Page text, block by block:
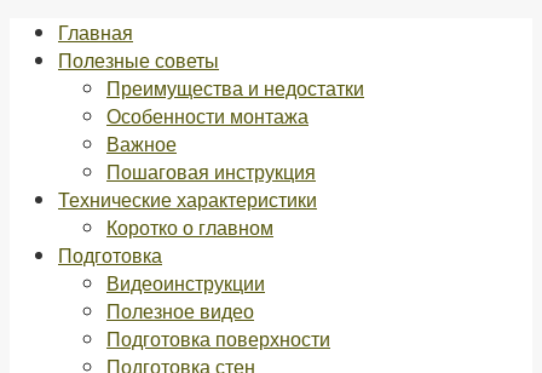
Главная
Полезные советы
Преимущества и недостатки
Особенности монтажа
Важное
Пошаговая инструкция
Технические характеристики
Коротко о главном
Подготовка
Видеоинструкции
Полезное видео
Подготовка поверхности
Подготовка стен